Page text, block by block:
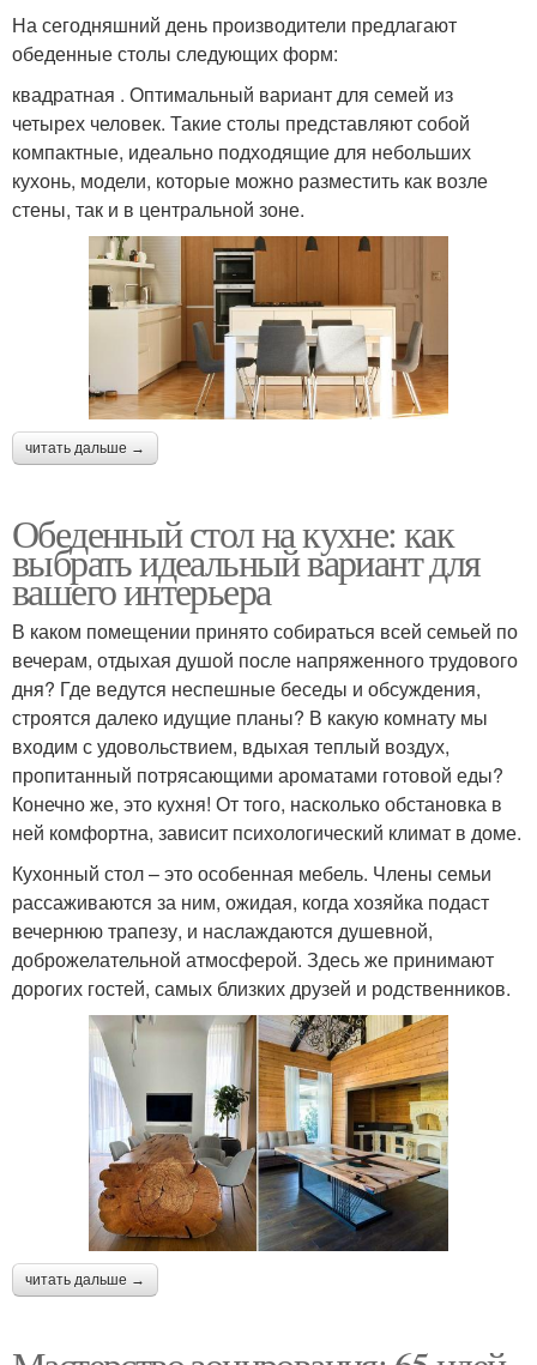
На сегодняшний день производители предлагают
обеденные столы следующих форм:
квадратная . Оптимальный вариант для семей из
четырех человек. Такие столы представляют собой
компактные, идеально подходящие для небольших
кухонь, модели, которые можно разместить как возле
стены, так и в центральной зоне.
читать дальше →
Обеденный стол на кухне: как
выбрать идеальный вариант для
вашего интерьера
В каком помещении принято собираться всей семьей по
вечерам, отдыхая душой после напряженного трудового
дня? Где ведутся неспешные беседы и обсуждения,
строятся далеко идущие планы? В какую комнату мы
входим с удовольствием, вдыхая теплый воздух,
пропитанный потрясающими ароматами готовой еды?
Конечно же, это кухня! От того, насколько обстановка в
ней комфортна, зависит психологический климат в доме.
Кухонный стол – это особенная мебель. Члены семьи
рассаживаются за ним, ожидая, когда хозяйка подаст
вечернюю трапезу, и наслаждаются душевной,
доброжелательной атмосферой. Здесь же принимают
дорогих гостей, самых близких друзей и родственников.
читать дальше →